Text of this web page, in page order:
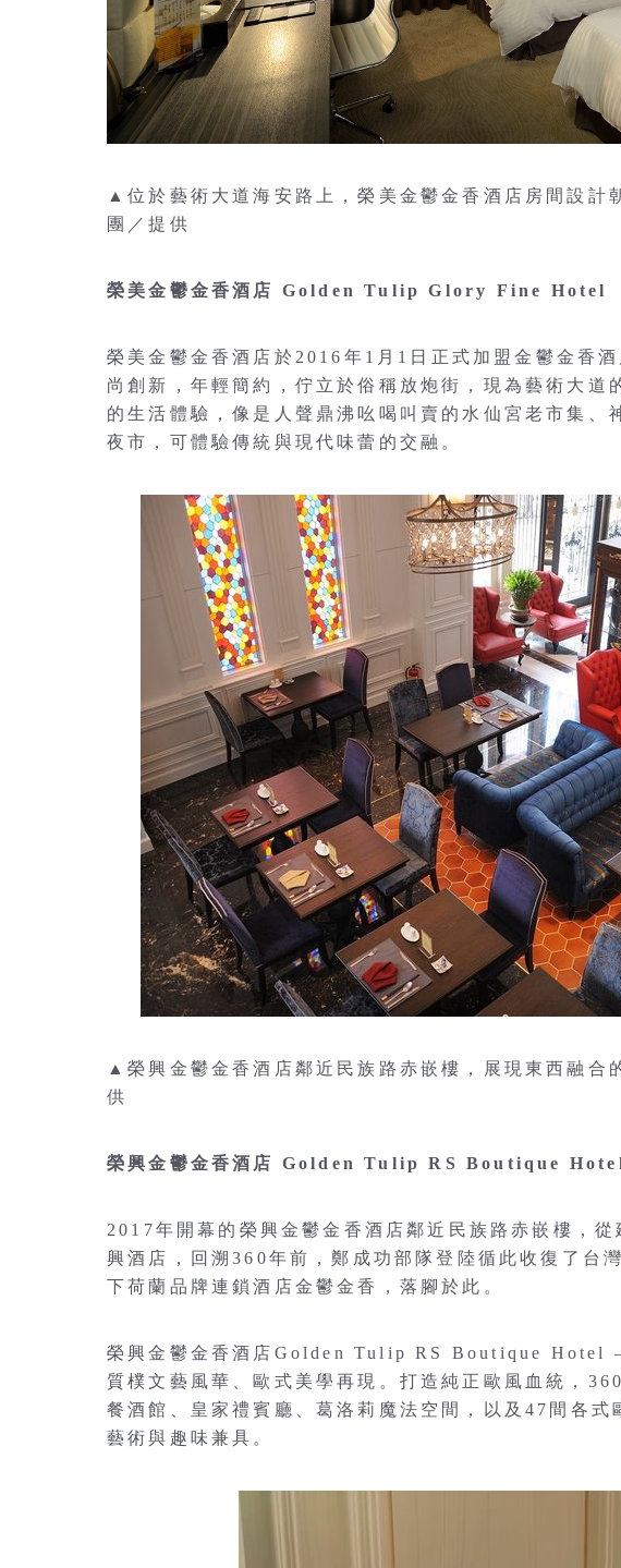
▲位於藝術大道海安路上，榮美金鬱金香酒店房間設
團／提供
榮美金鬱金香酒店 Golden Tulip Glory Fine Hotel
榮美金鬱金香酒店於2016年1月1日正式加盟金鬱金香
尚創新，年輕簡約，佇立於俗稱放炮街，現為藝術大道
的生活體驗，像是人聲鼎沸吆喝叫賣的水仙宮老市集、
夜市，可體驗傳統與現代味蕾的交融。
▲榮興金鬱金香酒店鄰近民族路赤嵌樓，展現東西融
供
榮興金鬱金香酒店 Golden Tulip RS Boutique
2017年開幕的榮興金鬱金香酒店鄰近民族路赤嵌樓，
興酒店，回溯360年前，鄭成功部隊登陸循此收復了台
下荷蘭品牌連鎖酒店金鬱金香，落腳於此。
榮興金鬱金香酒店Golden Tulip RS Boutique Hotel
質樸文藝風華、歐式美學再現。打造純正歐風血統，
餐酒館、皇家禮賓廳、葛洛莉魔法空間，以及47間各式
藝術與趣味兼具。